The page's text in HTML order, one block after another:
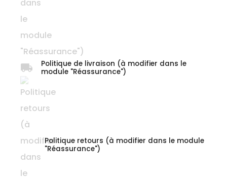
Politique de livraison (à modifier dans le
module "Réassurance")
Politique retours (à modifier dans le module
"Réassurance")